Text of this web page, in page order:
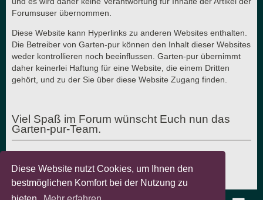
Diese Website nutzt Cookies, um Ihnen den
bestmöglichen Komfort bei der Nutzung zu
Forumsuser übernommen.
Diese Website kann Hyperlinks zu anderen Websites enthalten.
Die Betreiber von Garten-pur können den Inhalt dieser Websites
weder kontrollieren noch beeinflussen. Garten-pur übernimmt
daher keinerlei Haftung für eine Website, die einem Dritten
gehört, und zu der Sie über diese Website Zugang finden.
Viel Spaß im Forum wünscht Euch nun das
Garten-pur-Team.
Letzte Aktualisierung: 7.8.2018 - © Garten-pur GbR